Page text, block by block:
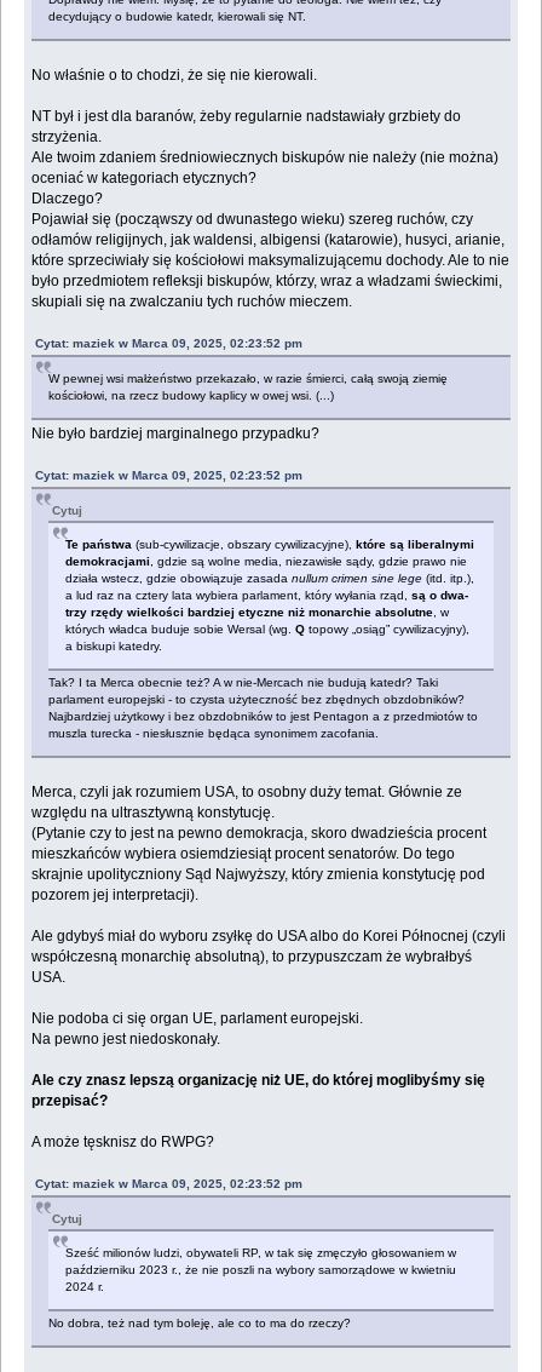
decydujący o budowie katedr, kierowali się NT.
No właśnie o to chodzi, że się nie kierowali.
NT był i jest dla baranów, żeby regularnie nadstawiały grzbiety do
strzyżenia.
Ale twoim zdaniem średniowiecznych biskupów nie należy (nie można)
oceniać w kategoriach etycznych?
Dlaczego?
Pojawiał się (począwszy od dwunastego wieku) szereg ruchów, czy
odłamów religijnych, jak waldensi, albigensi (katarowie), husyci, arianie,
które sprzeciwiały się kościołowi maksymalizującemu dochody. Ale to nie
było przedmiotem refleksji biskupów, którzy, wraz a władzami świeckimi,
skupiali się na zwalczaniu tych ruchów mieczem.
Cytat: maziek w Marca 09, 2025, 02:23:52 pm
W pewnej wsi małżeństwo przekazało, w razie śmierci, całą swoją ziemię
kościołowi, na rzecz budowy kaplicy w owej wsi. (...)
Nie było bardziej marginalnego przypadku?
Cytat: maziek w Marca 09, 2025, 02:23:52 pm
Cytuj
Te państwa (sub-cywilizacje, obszary cywilizacyjne), które są liberalnymi
demokracjami, gdzie są wolne media, niezawisłe sądy, gdzie prawo nie
działa wstecz, gdzie obowiązuje zasadanullum crimen sine lege (itd. itp.),
a lud raz na cztery lata wybiera parlament, który wyłania rząd,są o dwa-
trzy rzędy wielkości bardziej etyczne niż monarchie absolutne, w
których władca buduje sobie Wersal (wg.Q topowy „osiąg” cywilizacyjny),
a biskupi katedry.
Tak? I ta Merca obecnie też? A w nie-Mercach nie budują katedr? Taki
parlament europejski - to czysta użyteczność bez zbędnych obzdobników?
Najbardziej użytkowy i bez obzdobników to jest Pentagon a z przedmiotów to
muszla turecka - niesłusznie będąca synonimem zacofania.
Merca, czyli jak rozumiem USA, to osobny duży temat. Głównie ze
względu na ultrasztywną konstytucję.
(Pytanie czy to jest na pewno demokracja, skoro dwadzieścia procent
mieszkańców wybiera osiemdziesiąt procent senatorów. Do tego
skrajnie upolityczniony Sąd Najwyższy, który zmienia konstytucję pod
pozorem jej interpretacji).
Ale gdybyś miał do wyboru zsyłkę do USA albo do Korei Północnej (czyli
współczesną monarchię absolutną), to przypuszczam że wybrałbyś
USA.
Nie podoba ci się organ UE, parlament europejski.
Na pewno jest niedoskonały.
Ale czy znasz lepszą organizację niż UE, do której moglibyśmy się
przepisać?
A może tęsknisz do RWPG?
Cytat: maziek w Marca 09, 2025, 02:23:52 pm
Cytuj
Sześć milionów ludzi, obywateli RP, w tak się zmęczyło głosowaniem w
październiku 2023 r., że nie poszli na wybory samorządowe w kwietniu
2024 r.
No dobra, też nad tym boleję, ale co to ma do rzeczy?